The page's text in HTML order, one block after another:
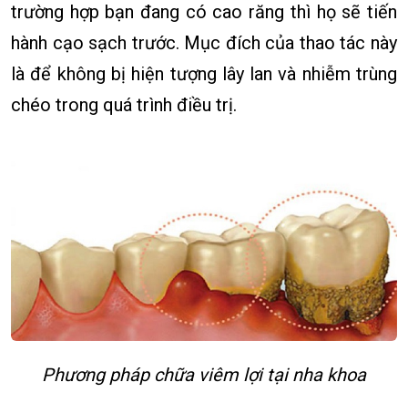
trường hợp bạn đang có cao răng thì họ sẽ tiến
hành cạo sạch trước. Mục đích của thao tác này
là để không bị hiện tượng lây lan và nhiễm trùng
chéo trong quá trình điều trị.
Phương pháp chữa viêm lợi tại nha khoa